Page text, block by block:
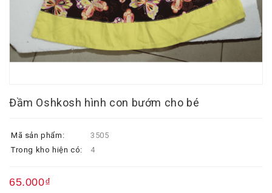
Đầm Oshkosh hình con bướm cho bé
Mã sản phẩm:
3505
Trong kho hiện có:
4
65.000₫